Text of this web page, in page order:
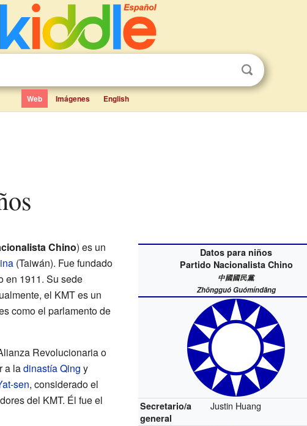
Web Imágenes English
Datos para niños
Partido Nacionalista Chino
中國國民黨
Zhōngguó Guómíndǎng
Secretario/a
general
Justin Huang
Chino) es un
(Taiwán). Fue fundado
en 1911. Su sede
el KMT es un
como el parlamento de
Revolucionaria o
a ladinastía Qing y
sen, considerado el
del KMT. Él fue el